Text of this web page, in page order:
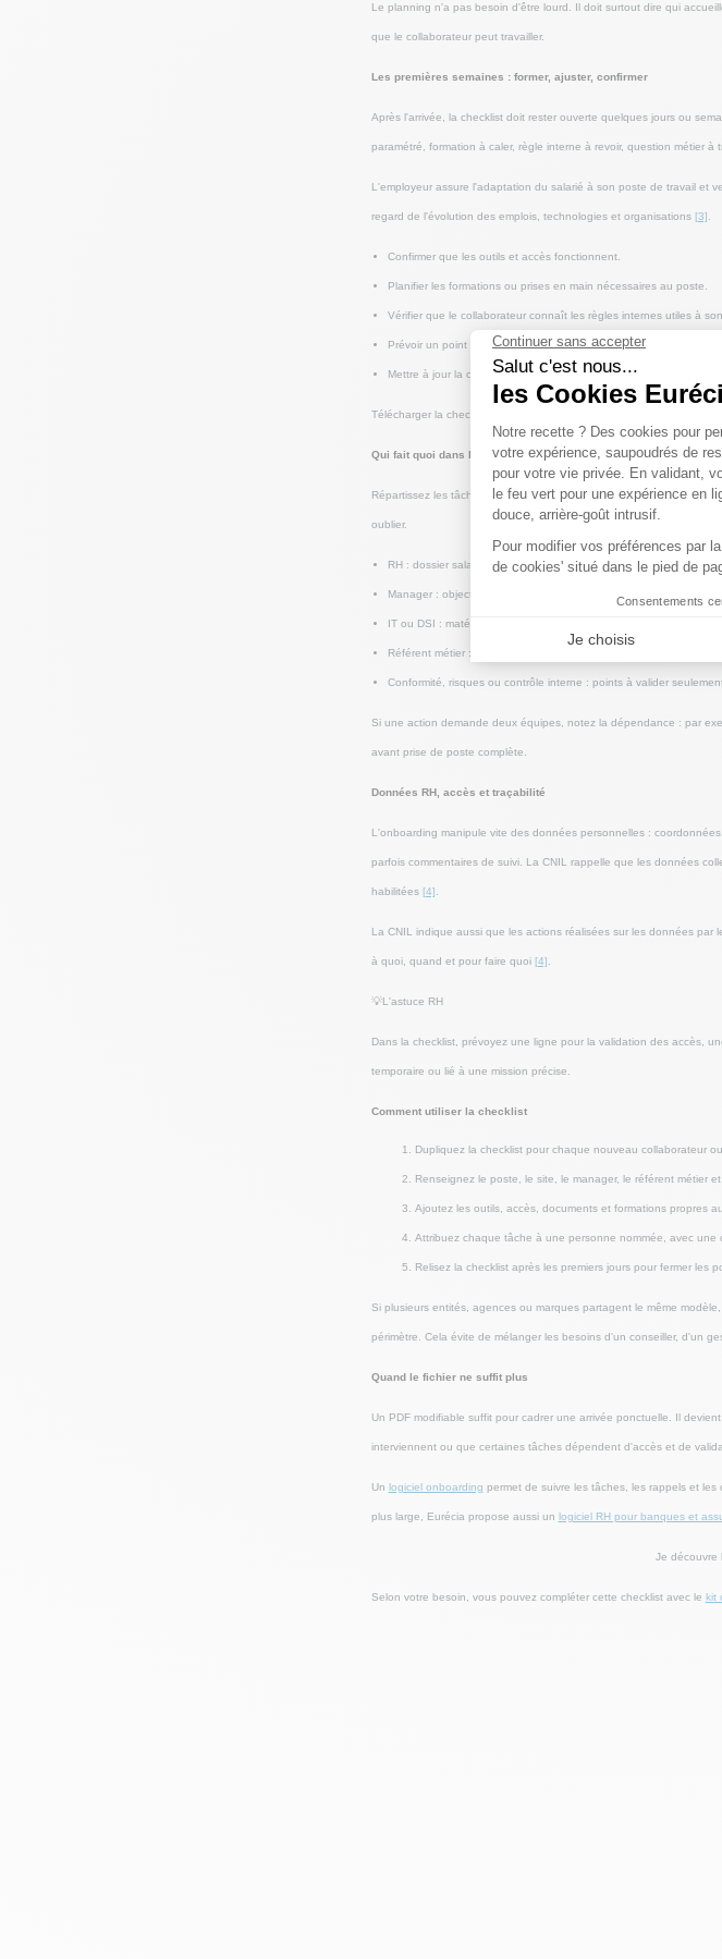
Le planning n'a pas besoin d'être lourd. Il doit surtout dire qui
que le collaborateur peut travailler.
Les premières semaines : former, ajuster, confirmer
Après l'arrivée, la checklist doit rester ouverte quelques jours ou
paramétré, formation à caler, règle interne à revoir, question métier à
L'employeur assure l'adaptation du salarié à son poste de travail et
regard de l'évolution des emplois, technologies et organisations [3]
Confirmer que les outils et accès fonctionnent.
Planifier les formations ou prises en main nécessaires au poste.
Vérifier que le collaborateur connaît les règles internes utiles à son
Prévoir un point manager après les premiers jours pour traiter les
Mettre à jour la checklist si une tâche dépend d'une autre équipe.
Télécharger la checklist gratuite
Qui fait quoi dans l'onboarding ?
Répartissez les tâches selon les personnes capables d'agir, pas
oublier.
RH : dossier salarié, contrat, informations administratives,
Manager : objectifs du poste, planning, référent, premières
IT ou DSI : matériel, comptes, droits d'accès, ajustement ou retrait
Référent métier : outils, procédures, règles internes, gestes ou
Conformité, risques ou contrôle interne : points à valider
Si une action demande deux équipes, notez la dépendance : par
avant prise de poste complète.
Données RH, accès et traçabilité
L'onboarding manipule vite des données personnelles :
parfois commentaires de suivi. La CNIL rappelle que les données
habilitées [4]
La CNIL indique aussi que les actions réalisées sur les données
à quoi, quand et pour faire quoi [4]
💡L'astuce RH
Dans la checklist, prévoyez une ligne pour la validation des accès,
temporaire ou lié à une mission précise.
Comment utiliser la checklist
Dupliquez la checklist pour chaque nouveau collaborateur
Renseignez le poste, le site, le manager, le référent métier
Ajoutez les outils, accès, documents et formations propres
Attribuez chaque tâche à une personne nommée, avec une
Relisez la checklist après les premiers jours pour fermer les
Si plusieurs entités, agences ou marques partagent le même
périmètre. Cela évite de mélanger les besoins d'un conseiller, d'un
Quand le fichier ne suffit plus
Un PDF modifiable suffit pour cadrer une arrivée ponctuelle. Il
interviennent ou que certaines tâches dépendent d'accès et de
Un logiciel onboarding permet de suivre les tâches, les rappels et
plus large, Eurécia propose aussi un logiciel RH pour banques et
Je découvre
Selon votre besoin, vous pouvez compléter cette checklist avec le kit